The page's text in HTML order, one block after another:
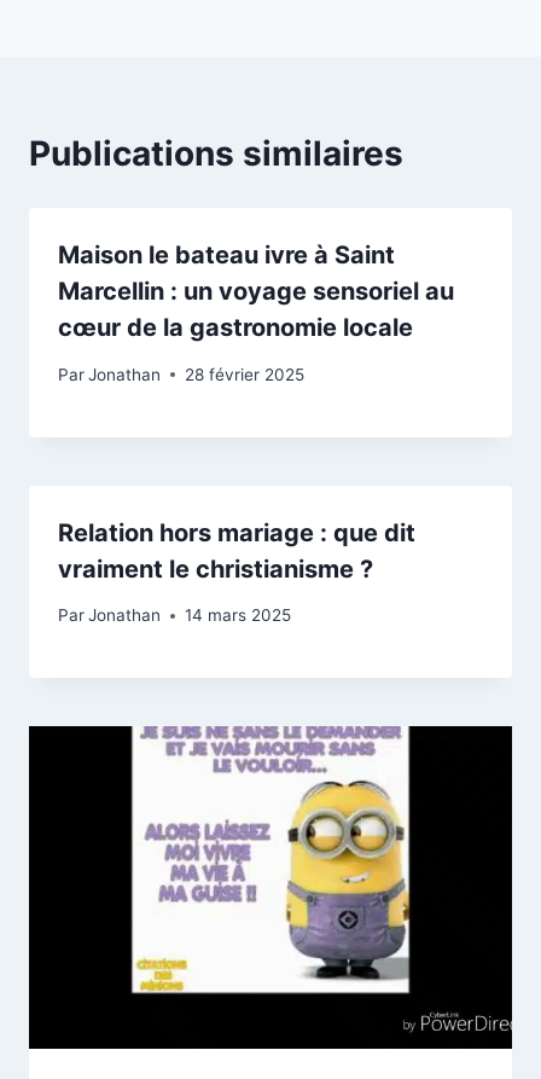
Publications similaires
Maison le bateau ivre à Saint
Marcellin : un voyage sensoriel au
cœur de la gastronomie locale
ParJonathan 28 février 2025
Relation hors mariage : que dit
vraiment le christianisme ?
ParJonathan 14 mars 2025